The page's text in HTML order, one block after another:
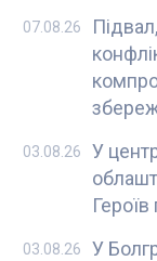
07.08.26
У
03.08.26
У
03.08.26